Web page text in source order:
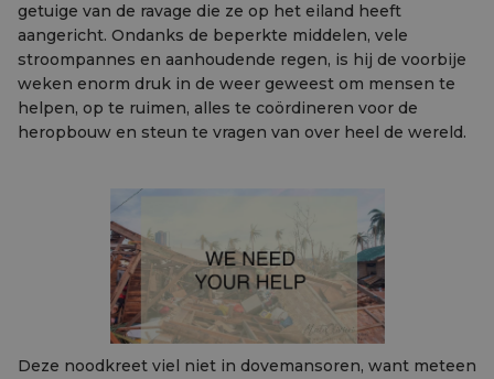
getuige van de ravage die ze op het eiland heeft
aangericht. Ondanks de beperkte middelen, vele
stroompannes en aanhoudende regen, is hij de voorbije
weken enorm druk in de weer geweest om mensen te
helpen, op te ruimen, alles te coördineren voor de
heropbouw en steun te vragen van over heel de wereld.
Deze noodkreet viel niet in dovemansoren, want meteen